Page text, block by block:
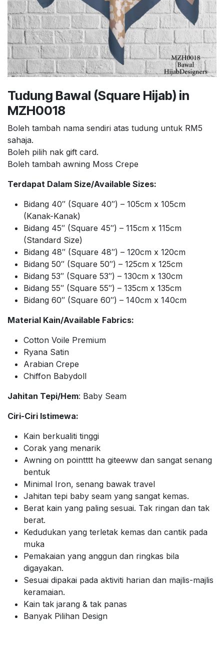
Tudung Bawal (Square Hijab) in
MZH0018
Boleh tambah nama sendiri atas tudung untuk RM5
sahaja.
Boleh pilih nak gift card.
Boleh tambah awning Moss Crepe
Terdapat Dalam Size/Available Sizes:
Bidang 40″ (Square 40″) – 105cm x 105cm
(Kanak-Kanak)
Bidang 45″ (Square 45″) – 115cm x 115cm
(Standard Size)
Bidang 48″ (Square 48″) – 120cm x 120cm
Bidang 50″ (Square 50″) – 125cm x 125cm
Bidang 53″ (Square 53″) – 130cm x 130cm
Bidang 55″ (Square 55″) – 135cm x 135cm
Bidang 60″ (Square 60″) – 140cm x 140cm
Material Kain/Available Fabrics:
Cotton Voile Premium
Ryana Satin
Arabian Crepe
Chiffon Babydoll
Jahitan Tepi/Hem: Baby Seam
Ciri-Ciri Istimewa:
Kain berkualiti tinggi
Corak yang menarik
Awning on pointttt ha giteeww dan sangat senang
bentuk
Minimal Iron, senang bawak travel
Jahitan tepi baby seam yang sangat kemas.
Berat kain yang paling sesuai. Tak ringan dan tak
berat.
Kedudukan yang terletak kemas dan cantik pada
muka
Pemakaian yang anggun dan ringkas bila
digayakan.
Sesuai dipakai pada aktiviti harian dan majlis-majlis
keramaian.
Kain tak jarang & tak panas
Banyak Pilihan Design